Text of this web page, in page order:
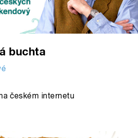
buchta
českém internetu